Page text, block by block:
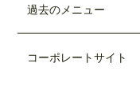
バーガー宅配
た。
2020.08.26
過去のメニュー
コーポレートサイト